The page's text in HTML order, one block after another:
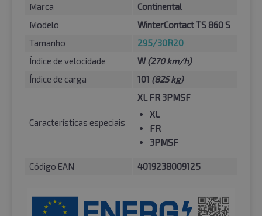
Marca
Continental
Modelo
WinterContact TS 860 S
Tamanho
295/30R20
Índice de velocidade
W (270 km/h)
Índice de carga
101 (825 kg)
Características especiais
XL FR 3PMSF
XL
FR
3PMSF
Código EAN 4019238009125